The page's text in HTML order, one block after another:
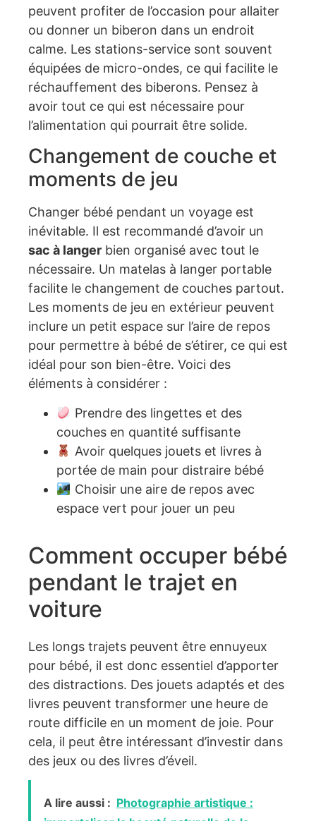
peuvent profiter de l’occasion pour allaiter
ou donner un biberon dans un endroit
calme. Les stations-service sont souvent
équipées de micro-ondes, ce qui facilite le
réchauffement des biberons. Pensez à
avoir tout ce qui est nécessaire pour
l’alimentation qui pourrait être solide.
Changement de couche et
moments de jeu
Changer bébé pendant un voyage est
inévitable. Il est recommandé d’avoir un
sac à langer bien organisé avec tout le
nécessaire. Un matelas à langer portable
facilite le changement de couches partout.
Les moments de jeu en extérieur peuvent
inclure un petit espace sur l’aire de repos
pour permettre à bébé de s’étirer, ce qui est
idéal pour son bien-être. Voici des
éléments à considérer :
Prendre des lingettes et des
couches en quantité suffisante
Avoir quelques jouets et livres à
portée de main pour distraire bébé
Choisir une aire de repos avec
espace vert pour jouer un peu
Comment occuper bébé
pendant le trajet en
voiture
Les longs trajets peuvent être ennuyeux
pour bébé, il est donc essentiel d’apporter
des distractions. Des jouets adaptés et des
livres peuvent transformer une heure de
route difficile en un moment de joie. Pour
cela, il peut être intéressant d’investir dans
des jeux ou des livres d’éveil.
A lire aussi : Photographie artistique :